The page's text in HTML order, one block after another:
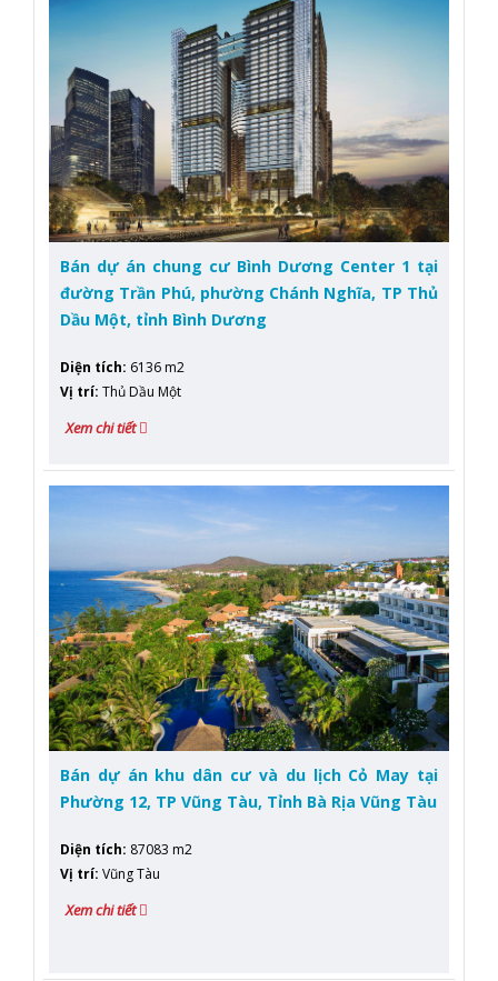
Bán dự án chung cư Bình Dương Center 1 tại
đường Trần Phú, phường Chánh Nghĩa, TP Thủ
Dầu Một, tỉnh Bình Dương
Diện tích: 6136 m2
Vị trí: Thủ Dầu Một
Xem chi tiết
Bán dự án khu dân cư và du lịch Cỏ May tại
Phường 12, TP Vũng Tàu, Tỉnh Bà Rịa Vũng Tàu
Diện tích: 87083 m2
Vị trí: Vũng Tàu
Xem chi tiết